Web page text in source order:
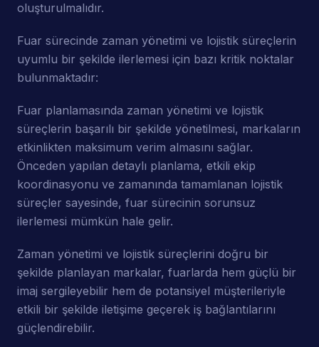
oluşturulmalıdır.
Fuar sürecinde zaman yönetimi ve lojistik süreçlerin
uyumlu bir şekilde ilerlemesi için bazı kritik noktalar
bulunmaktadır:
Fuar planlamasında zaman yönetimi ve lojistik
süreçlerin başarılı bir şekilde yönetilmesi, markaların
etkinlikten maksimum verim almasını sağlar.
Önceden yapılan detaylı planlama, etkili ekip
koordinasyonu ve zamanında tamamlanan lojistik
süreçler sayesinde, fuar sürecinin sorunsuz
ilerlemesi mümkün hale gelir.
Zaman yönetimi ve lojistik süreçlerini doğru bir
şekilde planlayan markalar, fuarlarda hem güçlü bir
imaj sergileyebilir hem de potansiyel müşterileriyle
etkili bir şekilde iletişime geçerek iş bağlantılarını
güçlendirebilir.